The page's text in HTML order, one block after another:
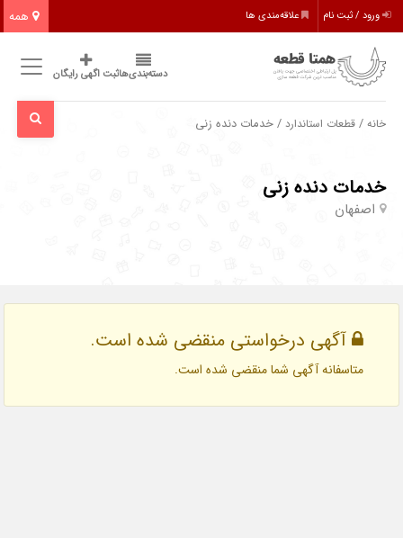
همه ورود / ثبت نام علاقه‌مندی ها
دسته‌بندی‌هاثبت اگهی رایگان
خانه /قطعات استاندارد / خدمات دنده زنی
خدمات دنده زنی
اصفهان
آگهی درخواستی منقضی شده است.
متاسفانه آگهی شما منقضی شده است.